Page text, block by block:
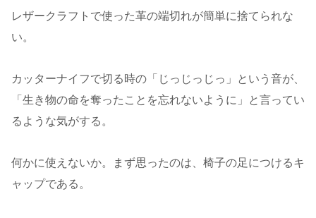
レザークラフトで使った革の端切れが簡単に捨てられな
い。
カッターナイフで切る時の「じっじっじっ」という音が、
「生き物の命を奪ったことを忘れないように」と言ってい
るような気がする。
何かに使えないか。まず思ったのは、椅子の足につけるキ
ャップである。